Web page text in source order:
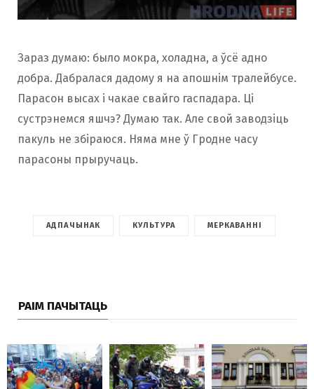
Зараз думаю: было мокра, холадна, а ўсё адно
добра. Дабралася дадому я на апошнім тралейбусе.
Парасон высах і чакае свайго гаспадара. Ці
сустрэнемся яшчэ? Думаю так. Але свой заводзіць
пакуль не збіраюся. Няма мне ў Гродне часу
парасоны прыручаць.
АДПАЧЫНАК КУЛЬТУРА МЕРКАВАННІ
РАІМ ПАЧЫТАЦЬ